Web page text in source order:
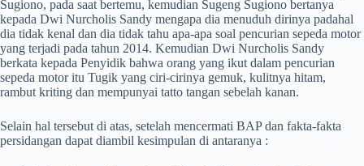
Sugiono, pada saat bertemu, kemudian Sugeng Sugiono bertanya
kepada Dwi Nurcholis Sandy mengapa dia menuduh dirinya padahal
dia tidak kenal dan dia tidak tahu apa-apa soal pencurian sepeda motor
yang terjadi pada tahun 2014. Kemudian Dwi Nurcholis Sandy
berkata kepada Penyidik bahwa orang yang ikut dalam pencurian
sepeda motor itu Tugik yang ciri-cirinya gemuk, kulitnya hitam,
rambut kriting dan mempunyai tatto tangan sebelah kanan.
Selain hal tersebut di atas, setelah mencermati BAP dan fakta-fakta
persidangan dapat diambil kesimpulan di antaranya :